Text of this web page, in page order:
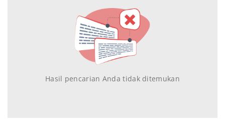
Hasil pencarian Anda tidak ditemukan